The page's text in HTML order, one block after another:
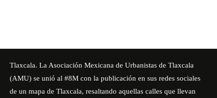
Tlaxcala. La Asociación Mexicana de Urbanistas de Tlaxcala
(AMU) se unió al #8M con la publicación en sus redes sociales
de un mapa de Tlaxcala, resaltando aquellas calles que llevan